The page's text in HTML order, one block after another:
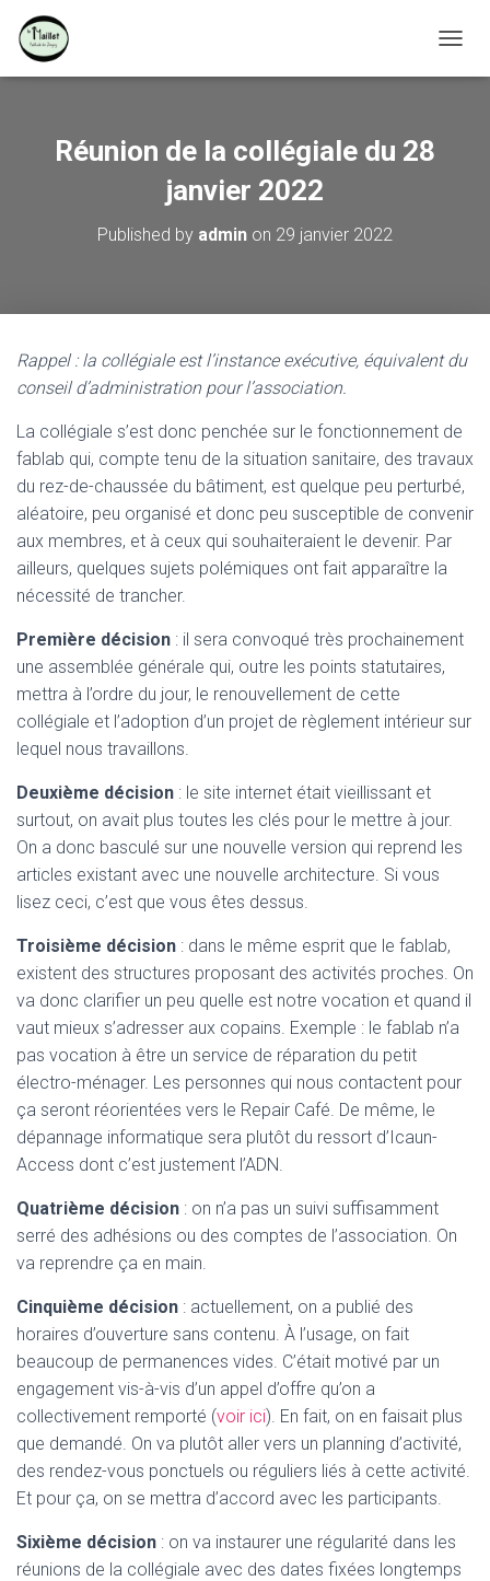
Réunion de la collégiale du 28
janvier 2022
Published by admin on 29 janvier 2022
Rappel : la collégiale est l’instance exécutive, équivalent du
conseil d’administration pour l’association.
La collégiale s’est donc penchée sur le fonctionnement de
fablab qui, compte tenu de la situation sanitaire, des travaux
du rez-de-chaussée du bâtiment, est quelque peu perturbé,
aléatoire, peu organisé et donc peu susceptible de convenir
aux membres, et à ceux qui souhaiteraient le devenir. Par
ailleurs, quelques sujets polémiques ont fait apparaître la
nécessité de trancher.
Première décision : il sera convoqué très prochainement
une assemblée générale qui, outre les points statutaires,
mettra à l’ordre du jour, le renouvellement de cette
collégiale et l’adoption d’un projet de règlement intérieur sur
lequel nous travaillons.
Deuxième décision : le site internet était vieillissant et
surtout, on avait plus toutes les clés pour le mettre à jour.
On a donc basculé sur une nouvelle version qui reprend les
articles existant avec une nouvelle architecture. Si vous
lisez ceci, c’est que vous êtes dessus.
Troisième décision : dans le même esprit que le fablab,
existent des structures proposant des activités proches. On
va donc clarifier un peu quelle est notre vocation et quand il
vaut mieux s’adresser aux copains. Exemple : le fablab n’a
pas vocation à être un service de réparation du petit
électro-ménager. Les personnes qui nous contactent pour
ça seront réorientées vers le Repair Café. De même, le
dépannage informatique sera plutôt du ressort d’Icaun-
Access dont c’est justement l’ADN.
Quatrième décision : on n’a pas un suivi suffisamment
serré des adhésions ou des comptes de l’association. On
va reprendre ça en main.
Cinquième décision : actuellement, on a publié des
horaires d’ouverture sans contenu. À l’usage, on fait
beaucoup de permanences vides. C’était motivé par un
engagement vis-à-vis d’un appel d’offre qu’on a
collectivement remporté (voir ici). En fait, on en faisait plus
que demandé. On va plutôt aller vers un planning d’activité,
des rendez-vous ponctuels ou réguliers liés à cette activité.
Et pour ça, on se mettra d’accord avec les participants.
Sixième décision : on va instaurer une régularité dans les
réunions de la collégiale avec des dates fixées longtemps